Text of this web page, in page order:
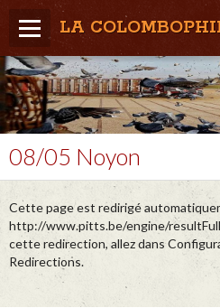
LA
Home
Météo / Het weer
Lâcher / Los
Result. clubs, Provincial,
RFCB / KBDB
08/05 Noyon
Cette page est redirigé
http://www.pitts.be/engine/
cette redirection, allez dans
Redirections.